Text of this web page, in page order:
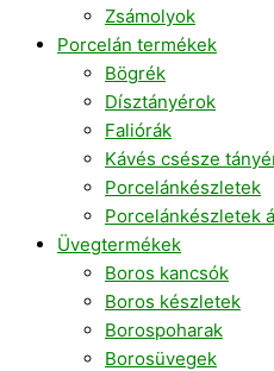
Zsámolyok
Porcelán termékek
Bögrék
Dísztányérok
Faliórák
Kávés csésze
Porcelánkészletek
Porcelánkészletek
Üvegtermékek
Boros kancsók
Boros készletek
Borospoharak
Borosüvegek